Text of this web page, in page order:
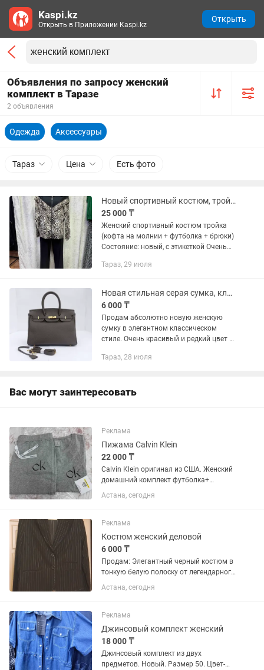
Объявления по запросу женский
комплект в Таразе
2 объявления
Одежда Аксессуары
Тараз Цена Есть фото
Новый спортивный костюм, тройка - 44 размер
25 000 ₸
Женский спортивный костюм тройка
(кофта на молнии + футболка + брюки)
Состояние: новый, с этикеткой Очень
леопардовый принт Можно носить
Тараз, 29 июля
Новая стильная серая сумка, классика
6 000 ₸
Продам абсолютно новую женскую
сумку в элегантном классическом
стиле. Очень красивый и редкий цвет —
отличное, сумка хорошо держит форму.
Тараз, 28 июля
Вас могут заинтересовать
Реклама
Пижама Calvin Klein
22 000 ₸
Calvin Klein оригинал из США. Женский
домашний комплект футболка+
джоггеры. Размеры xs,s,m в наличии.
Астана, сегодня
Реклама
Костюм женский деловой
6 000 ₸
Продам: Элегантный черный костюм в
тонкую белую полоску от легендарного
бренда Alexander McQueen. 🔹 Состав
комплекта: приталенный пиджак +
🔹 Производство:...
Астана, сегодня
Реклама
Джинсовый комплект женский
18 000 ₸
Джинсовый комплект из двух
предметов. Новый. Размер 50. Цвет-
Kaspi.kz
Открыть в Приложении Kaspi.kz
Открыть